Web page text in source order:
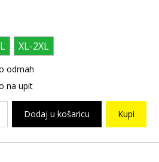
XL-2XL
odmah
na upit
Dodaj u košaricu Kupi